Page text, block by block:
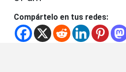
Compártelo en tus redes: